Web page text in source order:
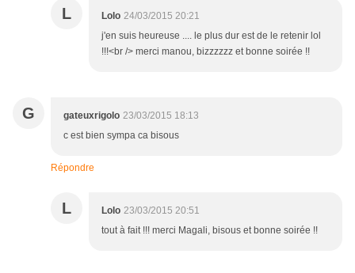
L Lolo 24/03/2015 20:21
j'en suis heureuse .... le plus dur est de le retenir lol
!!!<br /> merci manou, bizzzzzz et bonne soirée !!
G gateuxrigolo 23/03/2015 18:13
c est bien sympa ca bisous
Répondre
L Lolo 23/03/2015 20:51
tout à fait !!! merci Magali, bisous et bonne soirée !!